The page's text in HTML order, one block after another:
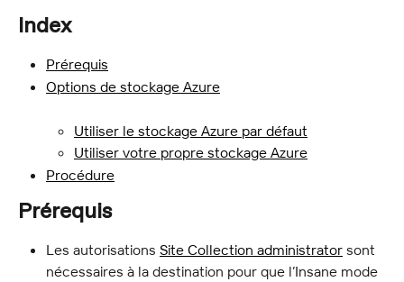
Index
Prérequis
Options de stockage Azure
Utiliser le stockage Azure par défaut
Utiliser votre propre stockage Azure
Procédure
Prérequis
Les autorisations Site Collection administrator sont
nécessaires à la destination pour que l’Insane mode